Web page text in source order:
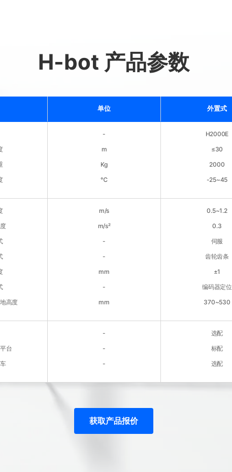
H-bot 产品参数
单位 外置式
-
m
Kg
℃
H2000E
≤30
2000
-25~45
高度
m/s
m/s²
-
-
mm
-
mm
0.5~1.2
0.3
伺服
齿轮齿条
±1
编码器定位
370~530
台
-
-
-
选配
标配
选配
获取产品报价